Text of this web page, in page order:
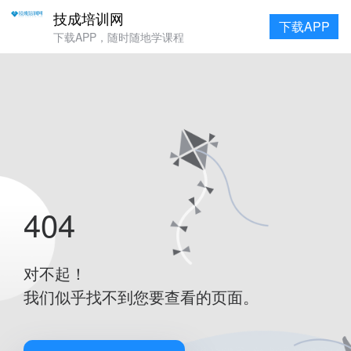
技成培训网
下载APP，随时随地学课程
下载APP
404
对不起！
我们似乎找不到您要查看的页面。